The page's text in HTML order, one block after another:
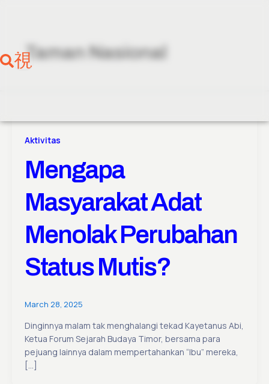
Taman Nasional
Aktivitas
Mengapa
Masyarakat Adat
Menolak Perubahan
Status Mutis?
March 28, 2025
Dinginnya malam tak menghalangi tekad Kayetanus Abi,
Ketua Forum Sejarah Budaya Timor, bersama para
pejuang lainnya dalam mempertahankan “Ibu” mereka,
[…]